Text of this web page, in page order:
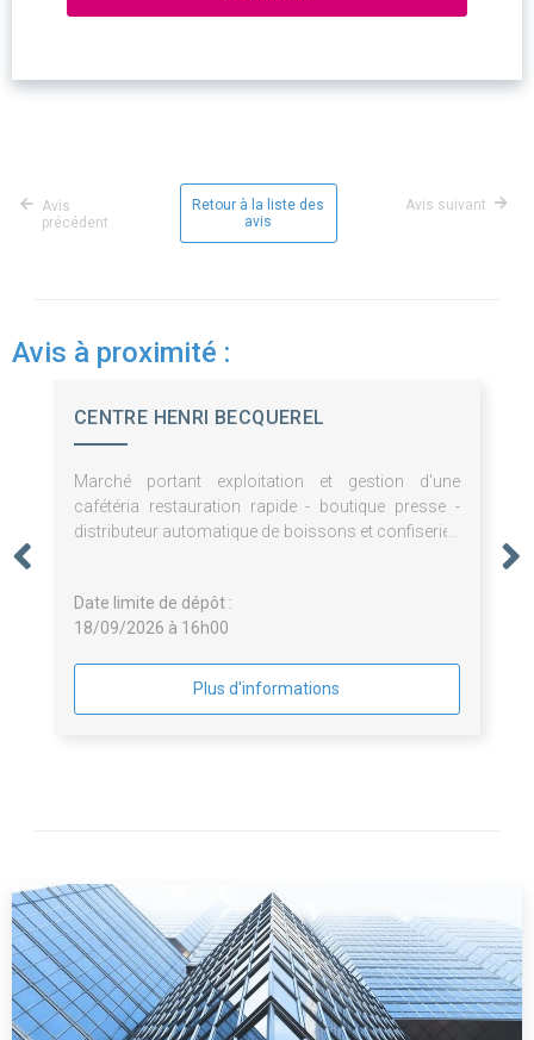
Avis
précédent
Retour à la liste des
avis
Avis suivant
Avis à proximité :
CENTRE HENRI BECQUEREL
Marché portant exploitation et gestion d'une
cafétéria restauration rapide - boutique presse -
distributeur automatique de boissons et confiseries
Date limite de dépôt :
18/09/2026 à 16h00
Plus d'informations